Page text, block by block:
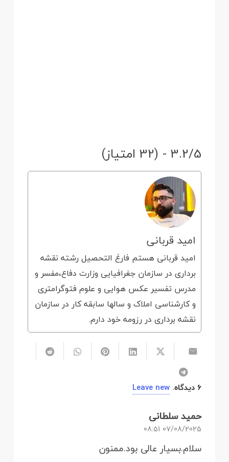
3.2/5 - (32 امتیاز)
امید قربانی
امید قربانی هستم فارغ التحصیل رشته نقشه
برداری در سازمان جغرافیایی وزارت دفاع،مفسر و
مدرس تفسیر عکس هوایی و علوم فتوگرامتری
و کارشناسی املاک و سالها سابقه کار در سازمان
نقشه برداری در رزومه خود دارم.
6 دیدگاه.
Leave new
حمید سلطانی
07/08/2025 08:51
سلام.بسیار عالی بود.ممنون